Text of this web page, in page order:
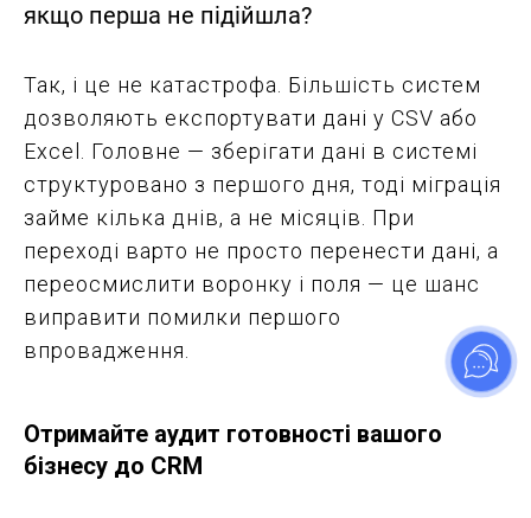
якщо перша не підійшла?
Так, і це не катастрофа. Більшість систем
дозволяють експортувати дані у CSV або
Excel. Головне — зберігати дані в системі
структуровано з першого дня, тоді міграція
займе кілька днів, а не місяців. При
переході варто не просто перенести дані, а
переосмислити воронку і поля — це шанс
виправити помилки першого
впровадження.
Отримайте аудит готовності вашого
бізнесу до CRM